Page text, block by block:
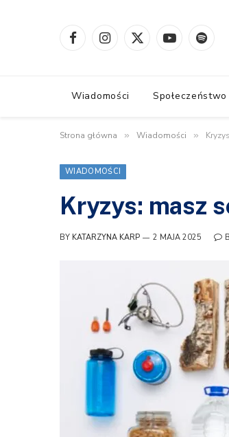
FacebookInstagram
X
YouTubeSpotify
Wiadomości Społeczeństwo
Strona główna » Wiadomości »
WIADOMOŚCI
Kryzys: masz
BY KATARZYNA KARP 2 MAJA 2025